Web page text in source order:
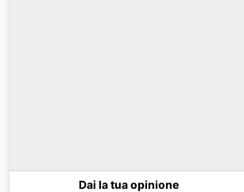
Dai la tua opinione